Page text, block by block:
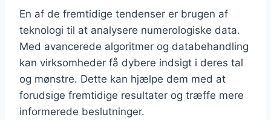
En af de fremtidige tendenser er brugen af
teknologi til at analysere numerologiske data.
Med avancerede algoritmer og databehandling
kan virksomheder få dybere indsigt i deres tal
og mønstre. Dette kan hjælpe dem med at
forudsige fremtidige resultater og træffe mere
informerede beslutninger.